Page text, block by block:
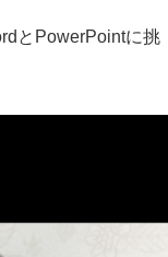
とPowerPointに挑